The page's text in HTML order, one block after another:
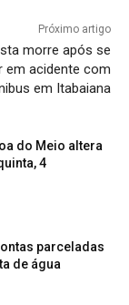
Próximo artigo
morre após se
em acidente com
em Itabaiana
do Meio altera
4
parceladas
de água